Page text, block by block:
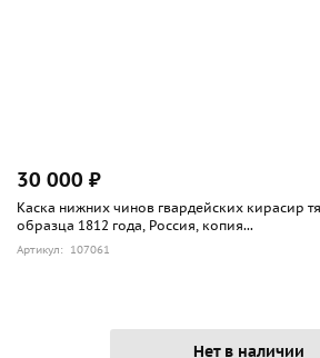
30 000 ₽
Каска нижних чинов гвардейских кирасир
образца 1812 года, Россия, копия...
Артикул: 107061
Нет в наличии